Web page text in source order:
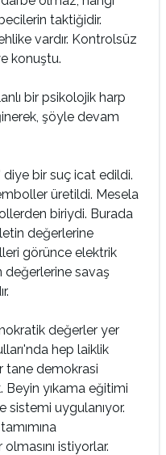
taktiğidir.
vardır. Kontrolsüz
konuştu.
bir psikolojik harp
şöyle devam
bir suç icat edildi.
üretildi. Mesela
biriydi. Burada
değerlerine
görünce elektrik
değerlerine savaş
değerler yer
hep laiklik
tane demokrasi
yıkama eğitimi
uygulanıyor.
istiyorlar.